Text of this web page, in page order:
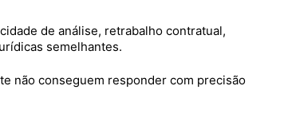
de análise, retrabalho contratual,
semelhantes.
não conseguem responder com precisão